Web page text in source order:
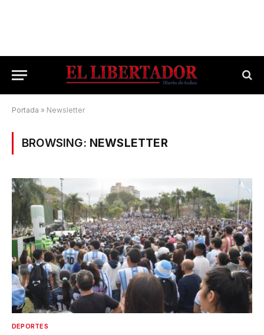
Portada » Newsletter
BROWSING: NEWSLETTER
DEPORTES